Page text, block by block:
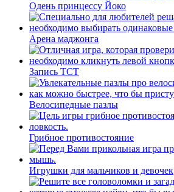
Одень принцессу Йоко
Арена маджонга
Запись ТСТ
Велосипедные пазлы
Грибное противостояние
Игрушки для мальчиков и девочек